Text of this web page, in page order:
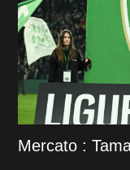
Mercato :